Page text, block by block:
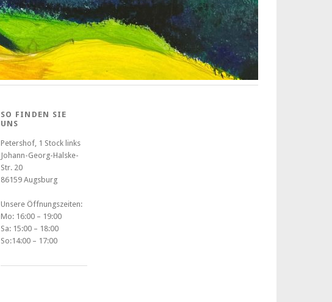
SO FINDEN SIE
UNS
Petershof, 1 Stock links
Johann-Georg-Halske-
Str. 20
86159 Augsburg
Unsere Öffnungszeiten:
Mo: 16:00 – 19:00
Sa: 15:00 – 18:00
So:14:00 – 17:00